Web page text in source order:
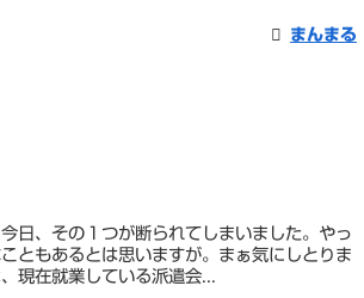
まんまる
日、その１つが断られてしまいました。やっ
ともあるとは思いますが。まぁ気にしとりま
現在就業している派遣会...